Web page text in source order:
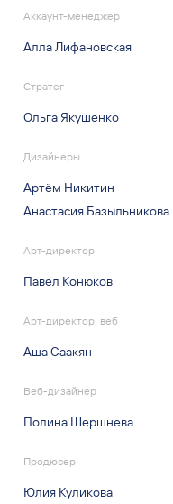
Аккаунт-менеджер
Алла Лифановская
Стратег
Ольга Якушенко
Дизайнеры
Артём Никитин
Анастасия Базыльникова
Арт-директор
Павел Конюков
Арт-директор, веб
Аша Саакян
Веб-дизайнер
Полина Шершнева
Продюсер
Юлия Куликова